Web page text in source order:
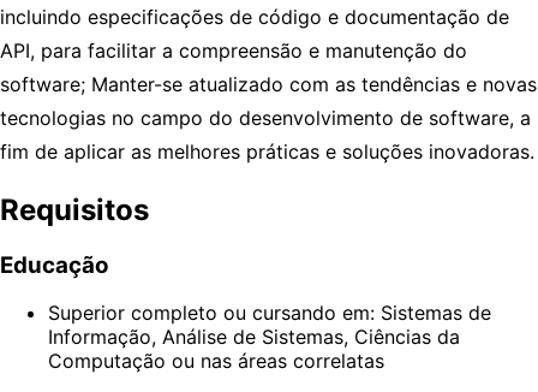
incluindo especificações de código e documentação de
API, para facilitar a compreensão e manutenção do
software; Manter-se atualizado com as tendências e novas
tecnologias no campo do desenvolvimento de software, a
fim de aplicar as melhores práticas e soluções inovadoras.
Requisitos
Educação
Superior completo ou cursando em: Sistemas de
Informação, Análise de Sistemas, Ciências da
Computação ou nas áreas correlatas